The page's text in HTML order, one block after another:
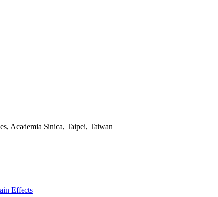
Academia Sinica, Taipei, Taiwan
Effects